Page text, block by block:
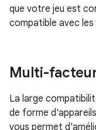
que votre jeu est
compatible avec les
Multi-
La large
de forme
vous permet